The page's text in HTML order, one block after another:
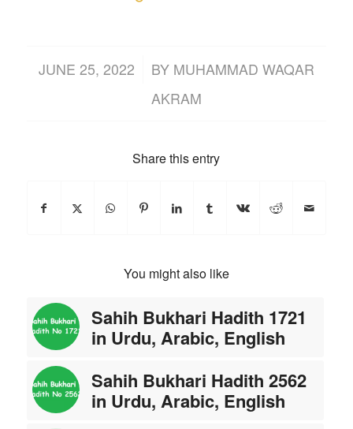
JUNE 25, 2022
/ BY MUHAMMAD WAQAR
AKRAM
Share this entry
You might also like
Sahih Bukhari Hadith 1721
in Urdu, Arabic, English
Sahih Bukhari Hadith 2562
in Urdu, Arabic, English